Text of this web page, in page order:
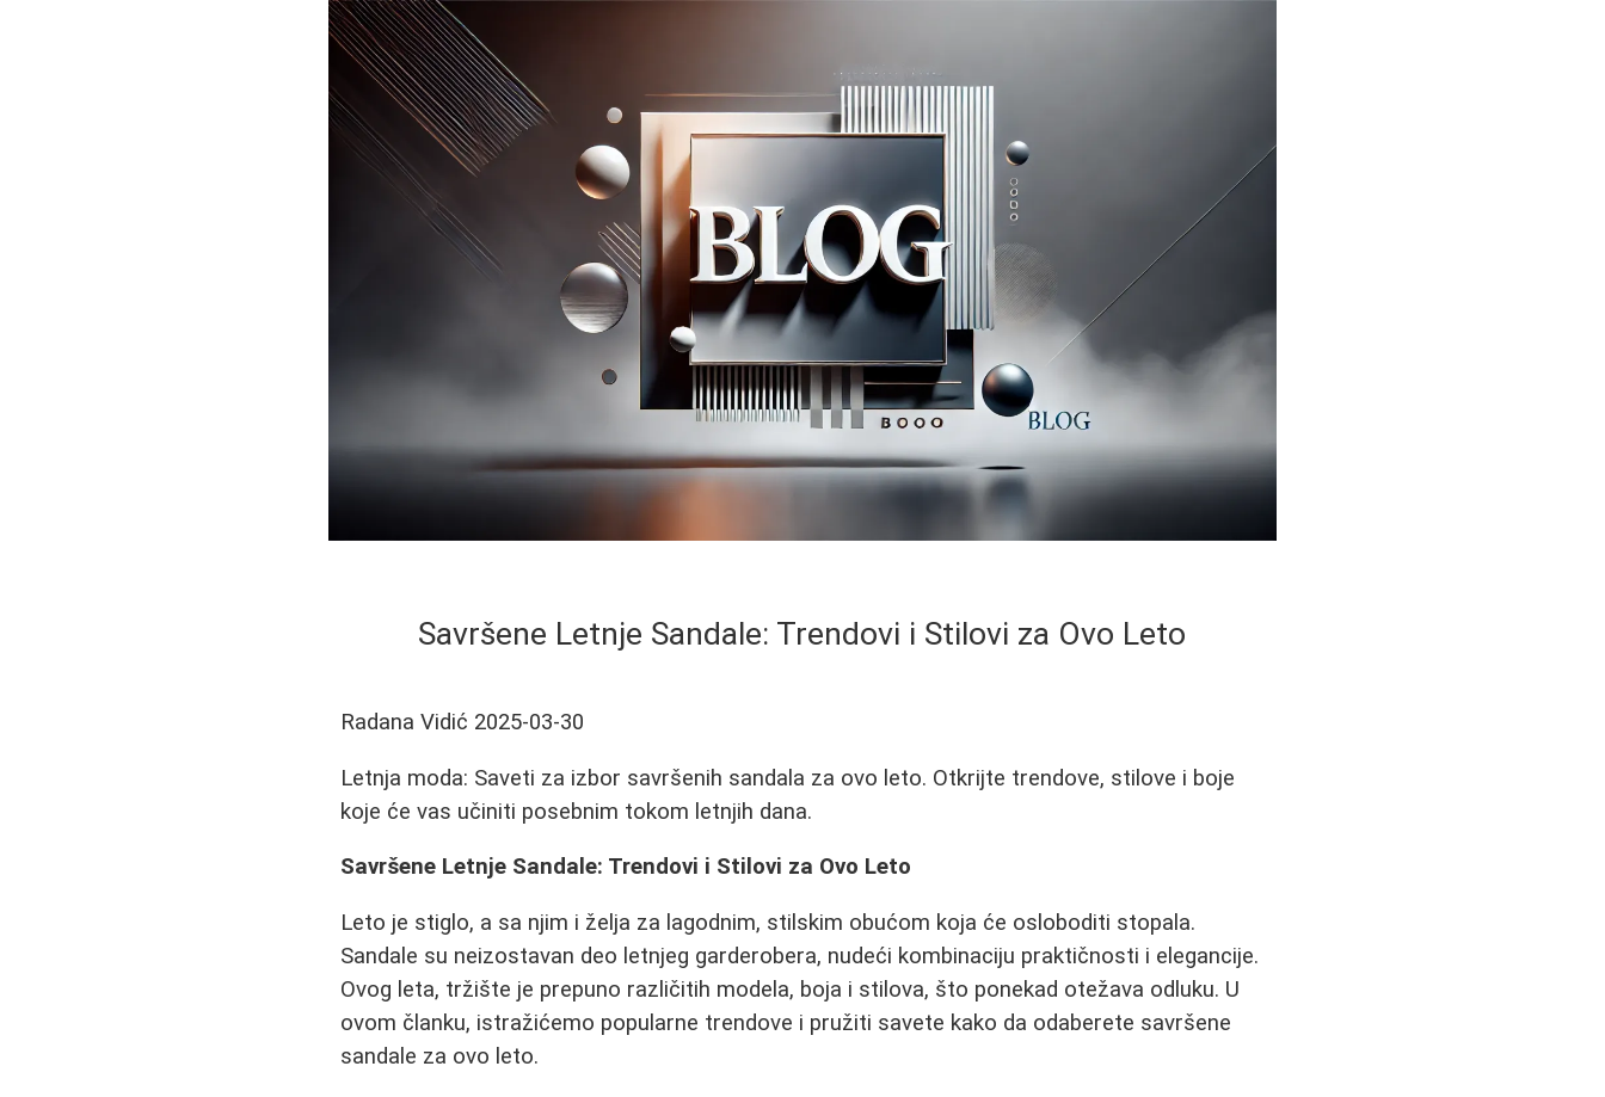
Savršene Letnje Sandale: Trendovi i Stilovi za Ovo Leto
Radana Vidić 2025-03-30
Letnja moda: Saveti za izbor savršenih sandala za ovo leto. Otkrijte trendove, stilove i boje
koje će vas učiniti posebnim tokom letnjih dana.
Savršene Letnje Sandale: Trendovi i Stilovi za Ovo Leto
Leto je stiglo, a sa njim i želja za lagodnim, stilskim obućom koja će osloboditi stopala.
Sandale su neizostavan deo letnjeg garderobera, nudeći kombinaciju praktičnosti i elegancije.
Ovog leta, tržište je prepuno različitih modela, boja i stilova, što ponekad otežava odluku. U
ovom članku, istražićemo popularne trendove i pružiti savete kako da odaberete savršene
sandale za ovo leto.